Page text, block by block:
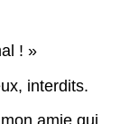
! »
interdits.